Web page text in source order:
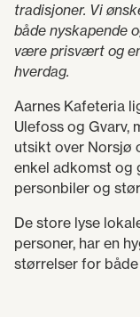
tradisjoner. Vi
både nyskapende
være prisvært og
hverdag.
Aarnes Kafeteria
Ulefoss og Gvarv,
utsikt over Norsjø
enkel adkomst og
personbiler og
De store lyse
personer, har en
størrelser for